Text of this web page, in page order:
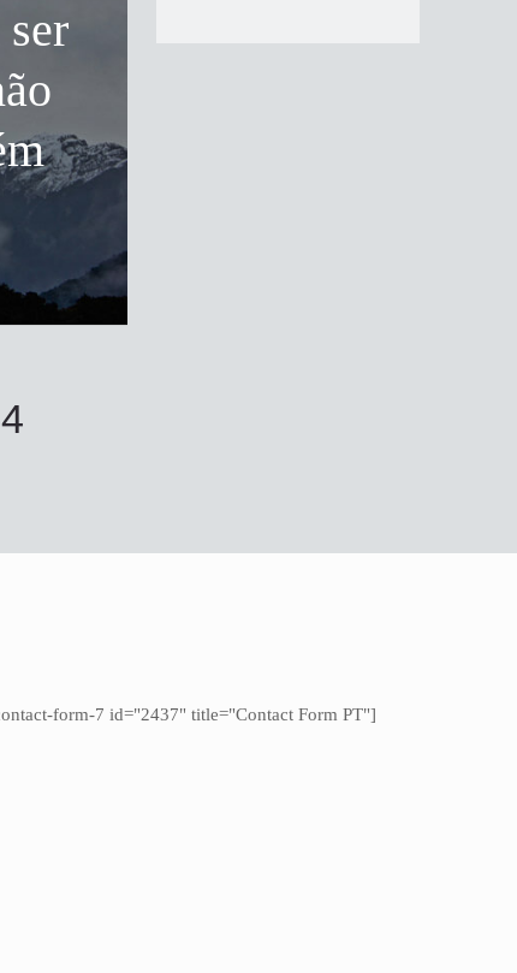
form-7 id="2437" title="Contact Form PT"]